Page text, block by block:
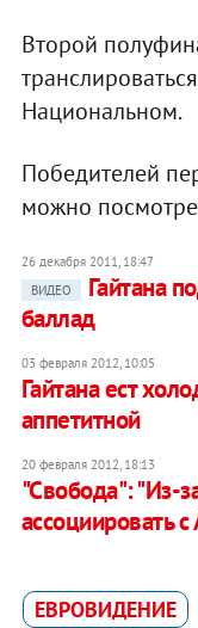
Второй
Национальном.
Победителей
можно
26 декабря 2011, 18:47
ВИДЕО
Гайтана
баллад
03 февраля 2012, 10:05
Гайтана ест
аппетитной
20 февраля 2012, 18:13
"Свобода": "Из-
ассоциировать
ЕВРОВИДЕНИЕ